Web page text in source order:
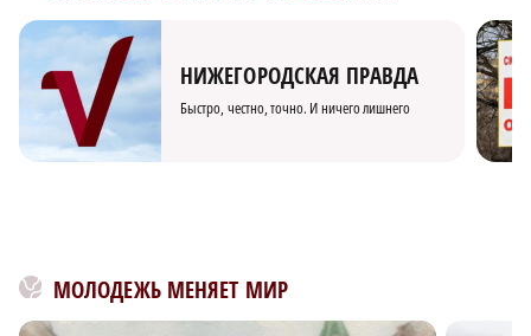
НИЖЕГОРОДСКАЯ ПРАВДА
Быстро, честно, точно. И ничего лишнего
МОЛОДЕЖЬ МЕНЯЕТ МИР